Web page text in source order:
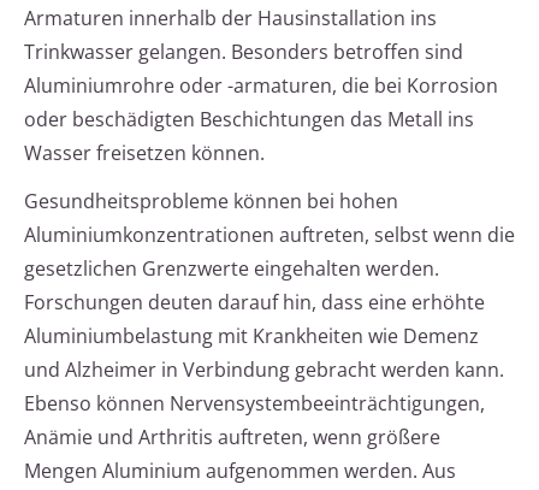
Armaturen innerhalb der Hausinstallation ins
Trinkwasser gelangen. Besonders betroffen sind
Aluminiumrohre oder -armaturen, die bei Korrosion
oder beschädigten Beschichtungen das Metall ins
Wasser freisetzen können.
Gesundheitsprobleme können bei hohen
Aluminiumkonzentrationen auftreten, selbst wenn die
gesetzlichen Grenzwerte eingehalten werden.
Forschungen deuten darauf hin, dass eine erhöhte
Aluminiumbelastung mit Krankheiten wie Demenz
und Alzheimer in Verbindung gebracht werden kann.
Ebenso können Nervensystembeeinträchtigungen,
Anämie und Arthritis auftreten, wenn größere
Mengen Aluminium aufgenommen werden. Aus